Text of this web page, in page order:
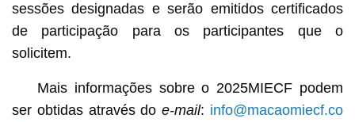
sessões designadas e serão emitidos certificados
de participação para os participantes que o
solicitem.
Mais informações sobre o 2025MIECF podem
ser obtidas através doe-mail: info@macaomiecf.co